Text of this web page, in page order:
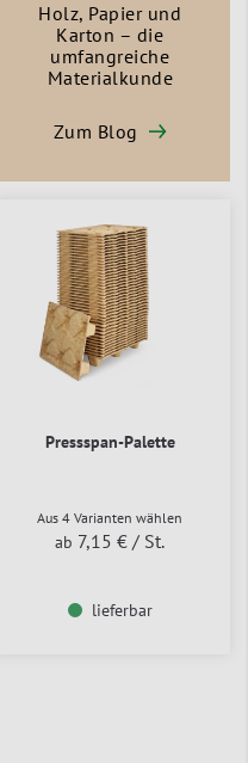
Holz, Papier und
Karton – die
umfangreiche
Materialkunde
Zum Blog
Pressspan-Palette
Aus 4 Varianten wählen
ab 7,15 € / St.
lieferbar